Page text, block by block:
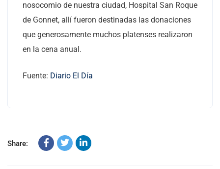
nosocomio de nuestra ciudad, Hospital San Roque
de Gonnet, allí fueron destinadas las donaciones
que generosamente muchos platenses realizaron
en la cena anual.
Fuente: Diario El Día
Share: